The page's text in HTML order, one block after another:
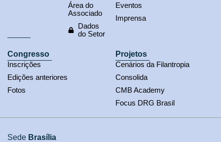
Área do
Associado
Dados
do Setor
Eventos
Imprensa
Congresso
Inscrições
Edições anteriores
Fotos
Projetos
Cenários da Filantropia
Consolida
CMB Academy
Focus DRG Brasil
Sede Brasília